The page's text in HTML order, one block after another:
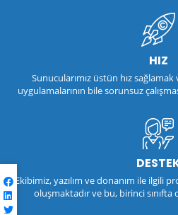
HIZ
Sunucularımız üstün hız
uygulamalarının bile sorunsuz
Ekibimiz, yazılım ve donanım ile ilgili
oluşmaktadır ve bu, birinci